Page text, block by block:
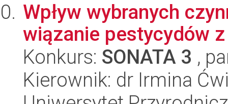
Wpływ wybranych
wiązanie pestycydów
Konkurs: SONATA 3 ,
Kierownik: dr Irmina